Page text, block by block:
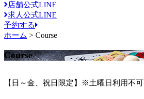
店舗公式LINE
求人公式LINE
予約する
ホーム > Course
Course
【日～金、祝日限定】※土曜日利用不可